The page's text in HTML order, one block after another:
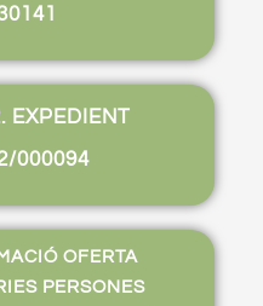
EXPEDIENT
000094
OFERTA
PERSONES